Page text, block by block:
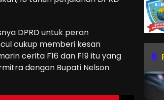
DPRD untuk peran
cukup memberi kesan
cerita F16 dan F19 itu yang
dengan Bupati Nelson